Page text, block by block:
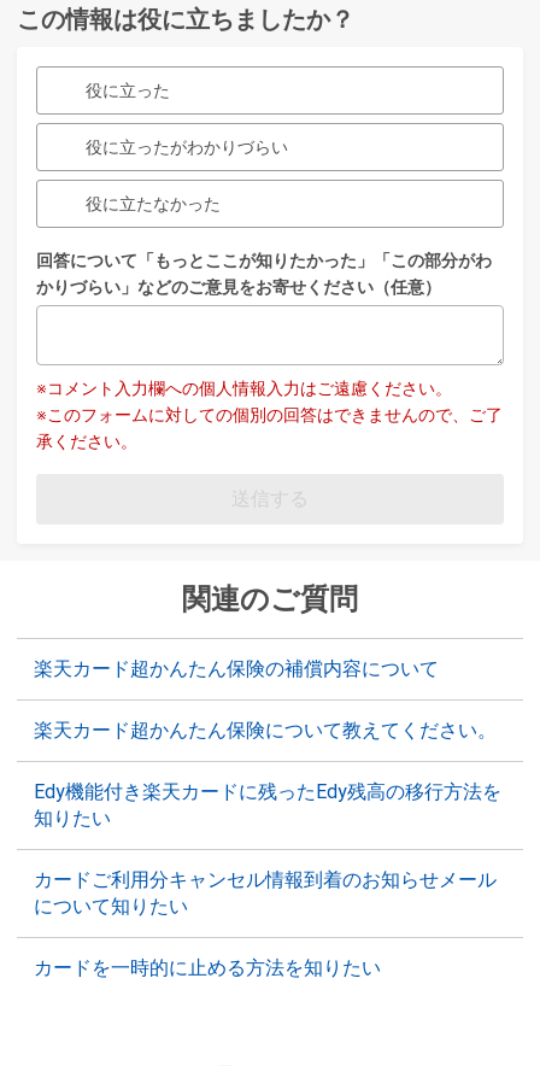
この情報は役に立ちましたか？
役に立った
役に立ったがわかりづらい
役に立たなかった
回答について「もっとここが知りたかった」「この部分がわ
かりづらい」などのご意見をお寄せください（任意）
※コメント入力欄への個人情報入力はご遠慮ください。
※このフォームに対しての個別の回答はできませんので、ご了
承ください。
送信する
関連のご質問
楽天カード超かんたん保険の補償内容について
楽天カード超かんたん保険について教えてください。
Edy機能付き楽天カードに残ったEdy残高の移行方法を
知りたい
カードご利用分キャンセル情報到着のお知らせメール
について知りたい
カードを一時的に止める方法を知りたい